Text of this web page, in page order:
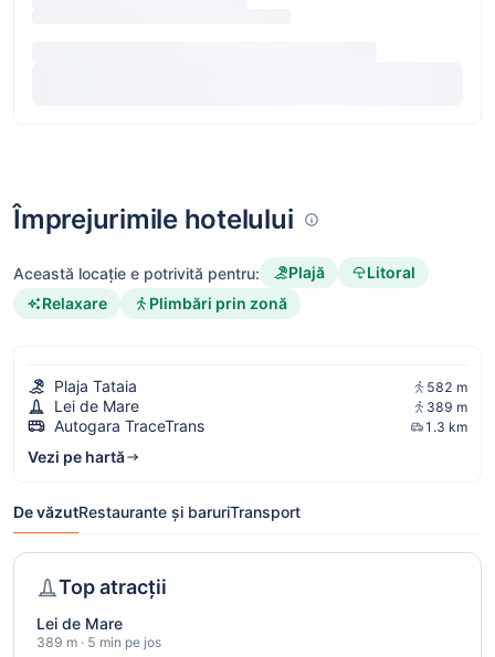
Împrejurimile hotelului
Această locație e potrivită pentru: Plajă
Litoral
Relaxare
Plimbări prin zonă
Plaja Tataia 582 m
Lei de Mare 389 m
Autogara TraceTrans 1.3 km
Vezi pe hartă
De văzutRestaurante și baruriTransport
Top atracții
Lei de Mare
389 m · 5 min pe jos